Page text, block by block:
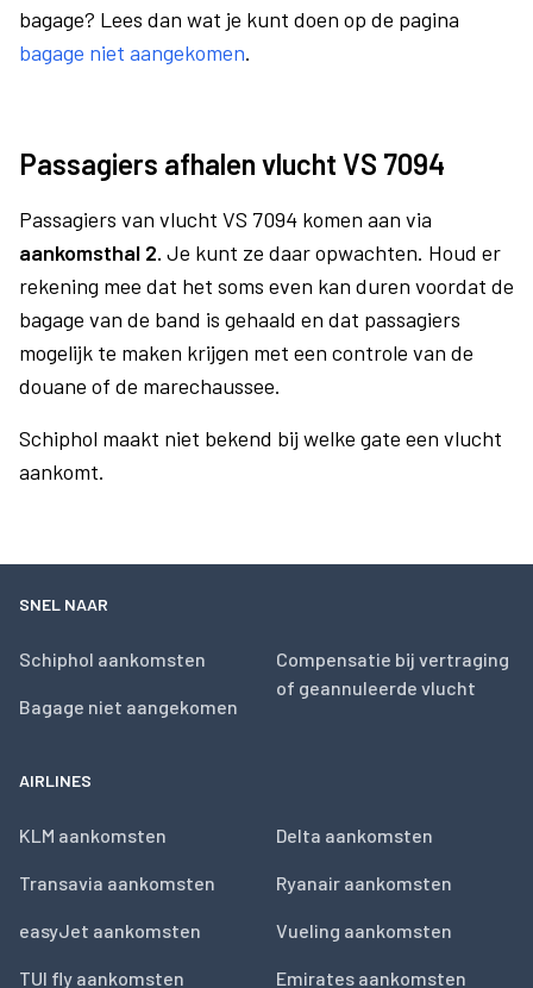
bagage? Lees dan wat je kunt doen op de pagina
bagage niet aangekomen.
Passagiers afhalen vlucht VS 7094
Passagiers van vlucht VS 7094 komen aan via
aankomsthal 2. Je kunt ze daar opwachten. Houd er
rekening mee dat het soms even kan duren voordat de
bagage van de band is gehaald en dat passagiers
mogelijk te maken krijgen met een controle van de
douane of de marechaussee.
Schiphol maakt niet bekend bij welke gate een vlucht
aankomt.
SNEL NAAR
Schiphol aankomsten
Bagage niet aangekomen
Compensatie bij vertraging
of geannuleerde vlucht
AIRLINES
KLM aankomsten
Transavia aankomsten
easyJet aankomsten
TUI fly aankomsten
Delta aankomsten
Ryanair aankomsten
Vueling aankomsten
Emirates aankomsten